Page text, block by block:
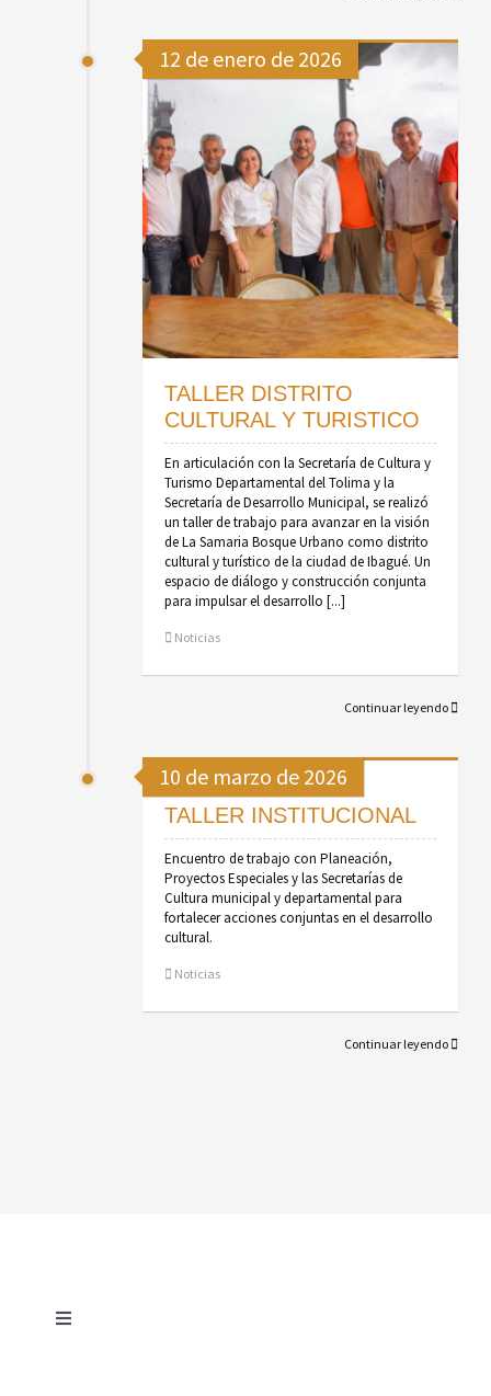
12 de enero de 2026
TALLER DISTRITO
CULTURAL Y TURISTICO
En articulación con la Secretaría de Cultura y
Turismo Departamental del Tolima y la
Secretaría de Desarrollo Municipal, se realizó
un taller de trabajo para avanzar en la visión
de La Samaria Bosque Urbano como distrito
cultural y turístico de la ciudad de Ibagué. Un
espacio de diálogo y construcción conjunta
para impulsar el desarrollo [...]
Noticias
Continuar leyendo
10 de marzo de 2026
TALLER INSTITUCIONAL
Encuentro de trabajo con Planeación,
Proyectos Especiales y las Secretarías de
Cultura municipal y departamental para
fortalecer acciones conjuntas en el desarrollo
cultural.
Noticias
Continuar leyendo
Toggle